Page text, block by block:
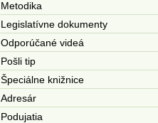
Metodika
Legislatívne dokumenty
Odporúčané videá
Pošli tip
Špeciálne knižnice
Adresár
Podujatia